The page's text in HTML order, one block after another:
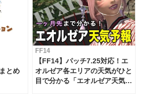
とめ
FF14
【FF14】パッチ7.25対応！エ
オルゼア各エリアの天気がひと
目で分かる「エオルゼア天気予